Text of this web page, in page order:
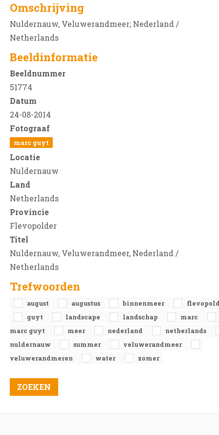
Omschrijving
Nuldernauw, Veluwerandmeer; Nederland /
Netherlands
Beeldinformatie
Beeldnummer
51774
Datum
24-08-2014
Fotograaf
marc guyt
Locatie
Nuldernauw
Land
Netherlands
Provincie
Flevopolder
Titel
Nuldernauw, Veluwerandmeer, Nederland /
Netherlands
Trefwoorden
august augustus binnenmeer
guyt
landscape landschap
marc
marc guyt
meer nederland
netherlands
nuldernauw
summer
veluwerandmeer
veluwerandmeren
water zomer